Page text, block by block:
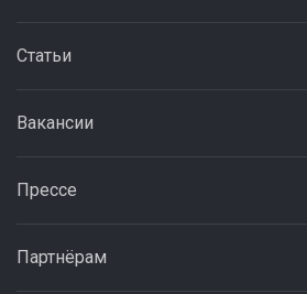
Статьи
Вакансии
Прессе
Партнёрам